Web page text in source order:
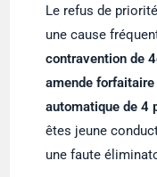
Le refus de
une cause
contravention de
amende
automatique de 4
êtes jeune
une faute